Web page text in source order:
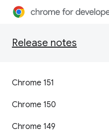
Release notes
Chrome 151
Chrome 150
Chrome 149